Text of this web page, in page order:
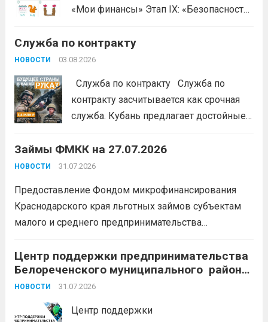
«Мои финансы» Этап IX: «Безопасность
портале: моифинансы.рф
#ЭстафетаМоиФинансы
Служба по контракту
НОВОСТИ 03.08.2026
Служба по контракту Служба по
контракту засчитывается как срочная
служба. Кубань предлагает достойные
защиту Отечества:
единовременно;
каникулы;
сохранение места...Читать
дальше
Займы ФМКК на 27.07.2026
НОВОСТИ 31.07.2026
Предоставление Фондом микрофинансирования
Краснодарского края льготных займов субъектам
малого и среднего предпринимательства
5 млн. рублей Срок от 7 мес. до 36 мес. Процентная
ставка 0,1- 8,15 % годовых Возможно установление
льготного периода...
Центр поддержки предпринимательства
Белореченского муниципального района
Краснодарского края приглашает на
НОВОСТИ 31.07.2026
Центр поддержки